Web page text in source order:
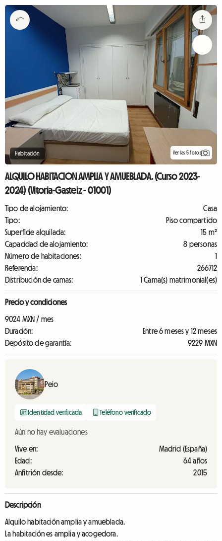
Habitación Ver las 5 fotos
ALQUILO HABITACION AMPLIA Y AMUEBLADA. (Curso 2023-
2024) (Vitoria-Gasteiz - 01001)
Tipo de alojamiento:
Casa
Tipo:
Piso compartido
Superficie alquilada:
15 m²
Capacidad de alojamiento:
8 personas
Número de habitaciones:
1
Referencia:
266712
Distribución de camas:
1 Cama(s) matrimonial(es)
Precio y condiciones
9024 MXN / mes
Duración:
Entre 6 meses y 12 meses
Depósito de garantía:
9229 MXN
Peio
Identidad verificada Teléfono verificado
Aún no hay evaluaciones
Vive en:
Madrid (España)
Edad:
64 años
Anfitrión desde:
2015
Descripción
Alquilo habitación amplia y amueblada.
La habitación es amplia y acogedora.